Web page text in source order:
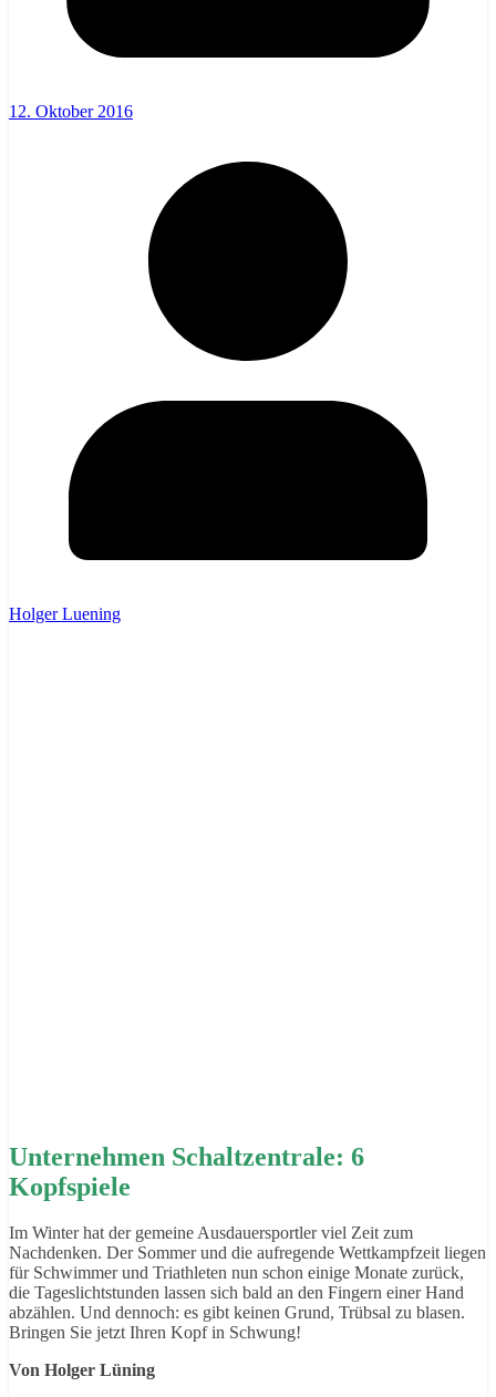
12. Oktober 2016
Holger Luening
Unternehmen Schaltzentrale: 6
Kopfspiele
Im Winter hat der gemeine Ausdauersportler viel Zeit zum
Nachdenken. Der Sommer und die aufregende Wettkampfzeit liegen
für Schwimmer und Triathleten nun schon einige Monate zurück,
die Tageslichtstunden lassen sich bald an den Fingern einer Hand
abzählen. Und dennoch: es gibt keinen Grund, Trübsal zu blasen.
Bringen Sie jetzt Ihren Kopf in Schwung!
Von Holger Lüning